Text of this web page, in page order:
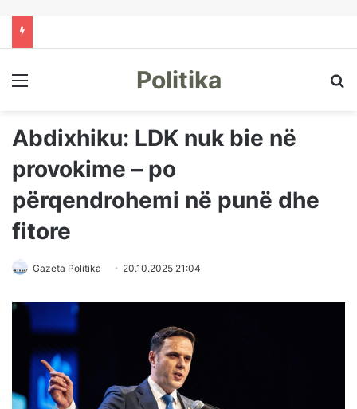
Menu Politika
Abdixhiku: LDK nuk bie në
provokime – po
përqendrohemi në punë dhe
fitore
Gazeta Politika 20.10.2025 21:04